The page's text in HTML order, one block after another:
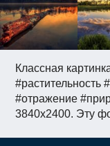
Классная
#растительность
#отражение
3840x2400. Эту